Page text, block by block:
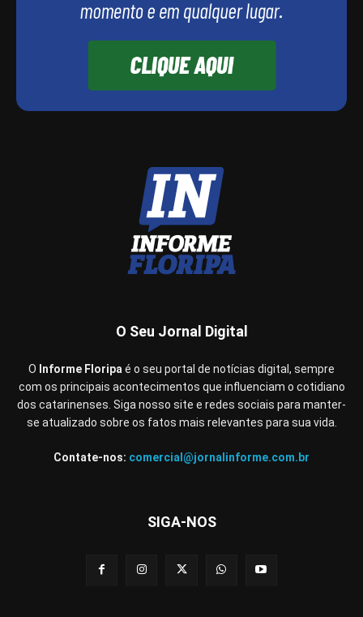
O Seu Jornal Digital
O Informe Floripa é o seu portal de notícias digital, sempre
com os principais acontecimentos que influenciam o cotidiano
dos catarinenses. Siga nosso site e redes sociais para manter-
se atualizado sobre os fatos mais relevantes para sua vida.
Contate-nos: comercial@jornalinforme.com.br
SIGA-NOS